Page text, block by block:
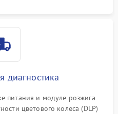
диагностика
питания и модуле розжига
цветового колеса (DLP)